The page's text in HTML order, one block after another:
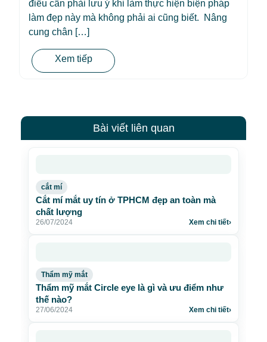
điều cần phải lưu ý khi làm thực hiện biện pháp
làm đẹp này mà không phải ai cũng biết. Nâng
cung chân […]
Xem tiếp
Bài viết liên quan
cắt mí
Cắt mí mắt uy tín ở TPHCM đẹp an toàn mà
chất lượng
26/07/2024 Xem chi tiết›
Thẩm mỹ mắt
Thẩm mỹ mắt Circle eye là gì và ưu điểm như
thế nào?
27/06/2024 Xem chi tiết›